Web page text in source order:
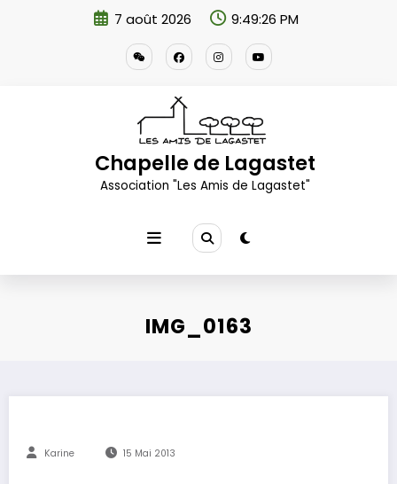
7 août 2026 9:49:27 PM
Chapelle de Lagastet
Association "Les Amis de Lagastet"
IMG_0163
Karine 15 Mai 2013